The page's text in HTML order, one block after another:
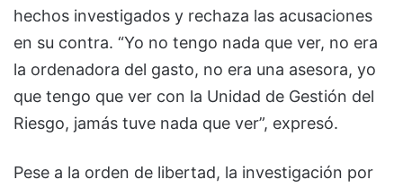
hechos investigados y rechaza las acusaciones
en su contra. “Yo no tengo nada que ver, no era
la ordenadora del gasto, no era una asesora, yo
que tengo que ver con la Unidad de Gestión del
Riesgo, jamás tuve nada que ver”, expresó.
Pese a la orden de libertad, la investigación por